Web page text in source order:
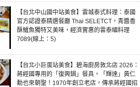
7400 (線上：6)
【台北中山國中站美食】雲城泰式料理：泰國
官方認證泰精選餐廳 Thai SELETCT，青醬香
酥鱸魚獨特又美味，經濟實惠的雲泰緬料理
7089(線上：5)
【台北小巨蛋站美食】碧海廚房敦北店 2026：
蔣經國專用的「復興鍋」餐具，「輝達」黃仁
勳也來朝聖！1970年創立老店，傳承蔣經國招